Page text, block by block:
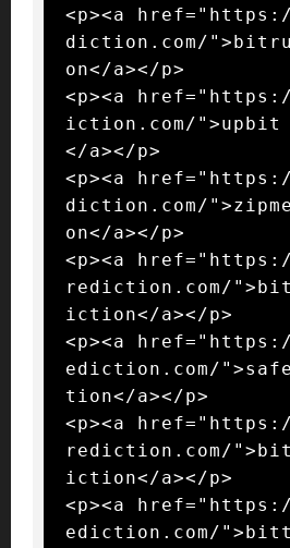
<p><a
diction.com/
on</a></p>
<p><a
iction.com/
</a></p>
<p><a
diction.com/
on</a></p>
<p><a
rediction.com/
iction</a></p>
<p><a
ediction.com/
tion</a></p>
<p><a
rediction.com/
iction</a></p>
<p><a
ediction.com/